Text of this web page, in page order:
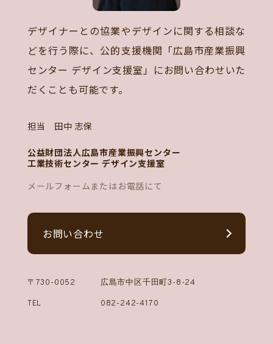
デザイナーとの協業やデザインに関する相談な
どを行う際に、公的支援機関「広島市産業振興
センター デザイン支援室」にお問い合わせいた
だくことも可能です。
担当 田中 志保
公益財団法人広島市産業振興センター
工業技術センター デザイン支援室
メールフォームまたはお電話にて
お問い合わせ
〒730-0052 広島市中区千田町3-8-24
TEL 082-242-4170